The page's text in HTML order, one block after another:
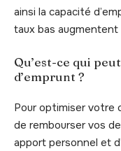
ainsi la capacité
taux bas augmentent
Qu’est-ce qui
d’emprunt ?
Pour optimiser votre
de rembourser vos
apport personnel et